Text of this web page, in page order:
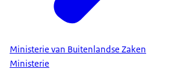
Ministerie van Buitenlandse Zaken
Ministerie